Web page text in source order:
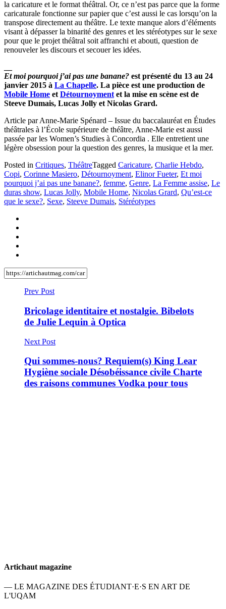
la caricature et le format théâtral. Or, ce n’est pas parce que la forme
caricaturale fonctionne sur papier que c’est aussi le cas lorsqu’on la
transpose directement au théâtre. Le texte manque alors d’éléments
visant à dépasser la binarité des genres et les stéréotypes sur le sexe
pour que le projet théâtral soit affranchi et abouti, question de
renouveler les discours et secouer les idées.
Et moi pourquoi j’ai pas une banane? est présenté du 13 au 24
janvier 2015 à La Chapelle. La pièce est une production de
Mobile Home et Détournoyment et la mise en scène est de
Steeve Dumais, Lucas Jolly et Nicolas Grard.
Article par Anne-Marie Spénard – Issue du baccalauréat en Études
théâtrales à l’École supérieure de théâtre, Anne-Marie est aussi
passée par les Women’s Studies à Concordia . Elle entretient une
légère obsession pour la question des genres, la musique et la mer.
Posted in Critiques, ThéâtreTagged Caricature, Charlie Hebdo,
Copi, Corinne Masiero, Détournoyment, Elinor Fueter, Et moi
pourquoi j’ai pas une banane?, femme, Genre, La Femme assise, Le
duras show, Lucas Jolly, Mobile Home, Nicolas Grard, Qu’est-ce
que le sexe?, Sexe, Steeve Dumais, Stéréotypes
Prev Post
Bricolage identitaire et nostalgie. Bibelots
de Julie Lequin à Optica
Next Post
Qui sommes-nous? Requiem(s) King Lear
Hygiène sociale Désobéissance civile Charte
des raisons communes Vodka pour tous
Artichaut magazine
— LE MAGAZINE DES ÉTUDIANT·E·S EN ART DE
L'UQAM